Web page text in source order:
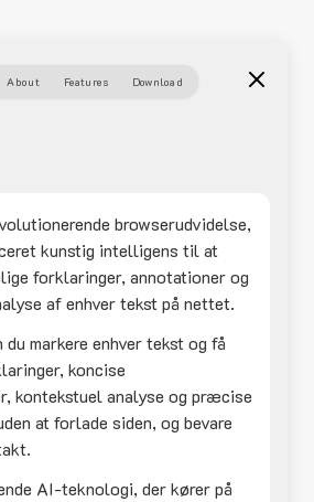
About Features Download
browserudvidelse,
kunstig intelligens til at
forklaringer, annotationer og
af enhver tekst på nettet.
du markere enhver tekst og få
koncise
kontekstuel analyse og præcise
at forlade siden, og bevare
AI-teknologi, der kører på